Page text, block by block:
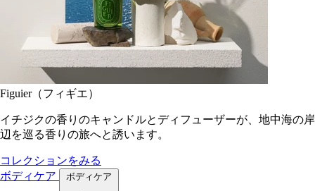
Figuier（フィギエ）
イチジクの香りのキャンドルとディフューザーが、地中海の岸
辺を巡る香りの旅へと誘います。
コレクションをみる
ボディケア
ボディケア